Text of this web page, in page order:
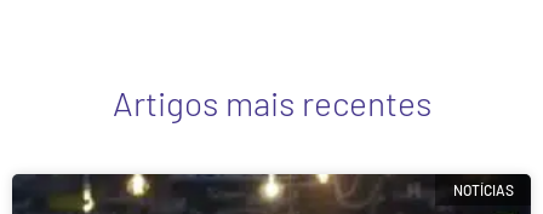
Artigos mais recentes
NOTÍCIAS